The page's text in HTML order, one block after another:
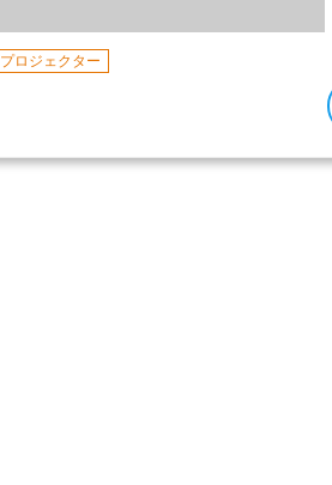
プロジェクター